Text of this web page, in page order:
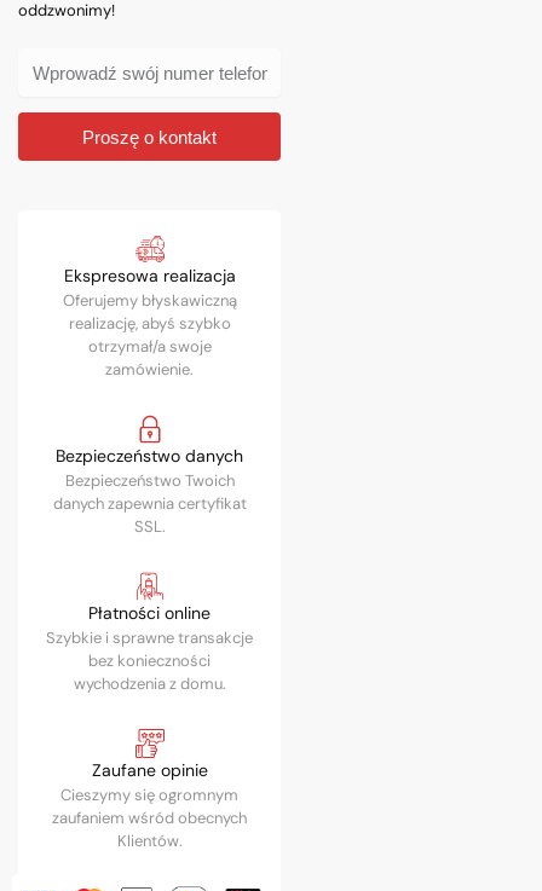
oddzwonimy!
Proszę o kontakt
Ekspresowa realizacja
Oferujemy błyskawiczną
realizację, abyś szybko
otrzymał/a swoje
zamówienie.
Bezpieczeństwo danych
Bezpieczeństwo Twoich
danych zapewnia certyfikat
SSL.
Płatności online
Szybkie i sprawne transakcje
bez konieczności
wychodzenia z domu.
Zaufane opinie
Cieszymy się ogromnym
zaufaniem wśród obecnych
Klientów.